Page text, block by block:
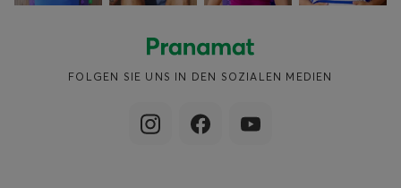
FOLGEN SIE UNS IN DEN SOZIALEN MEDIEN